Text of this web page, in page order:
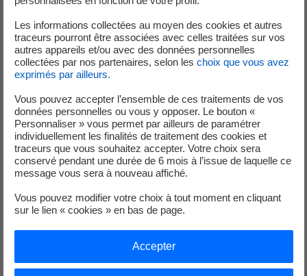
Sociologue réputé, Gérald Bronner consacre ses
recherches aux croyances collectives, à l’épistémologie
des sciences sociales, ou encore aux représentations
sociales. Membre de l'Académie des technologies, Gérald
Bronner est également l'auteur de nombreux ouvrages qui
ont marqué le débat public et sont devenus des
références pour comprendre les enjeux de notre temps.
Parmi ses publications : « L’empire des croyances » (2003),
« La Démocratie des crédules » (2013), « Apocalypse
cognitive » (2021) et plus récemment, « À l’assaut du
réel » (2025). En 2021, il a présidé la commission « Les
Lumières à l'ère numérique », chargée par le
ligne (complotisme, fake news...). Depuis 2018, il est
Les informations collectées au moyen des cookies et autres
traceurs pourront être associées avec celles traitées sur vos
autres appareils et/ou avec des données personnelles
collectées par nos partenaires, selon les choix que vous avez
exprimés par ailleurs.
Vous pouvez accepter l’ensemble de ces traitements de vos
données personnelles ou vous y opposer. Le bouton «
Personnaliser » vous permet par ailleurs de paramétrer
individuellement les finalités de traitement des cookies et
traceurs que vous souhaitez accepter. Votre choix sera
conservé pendant une durée de 6 mois à l’issue de laquelle ce
message vous sera à nouveau affiché.
Vous pouvez modifier votre choix à tout moment en cliquant
sur le lien « cookies » en bas de page.
Accepter